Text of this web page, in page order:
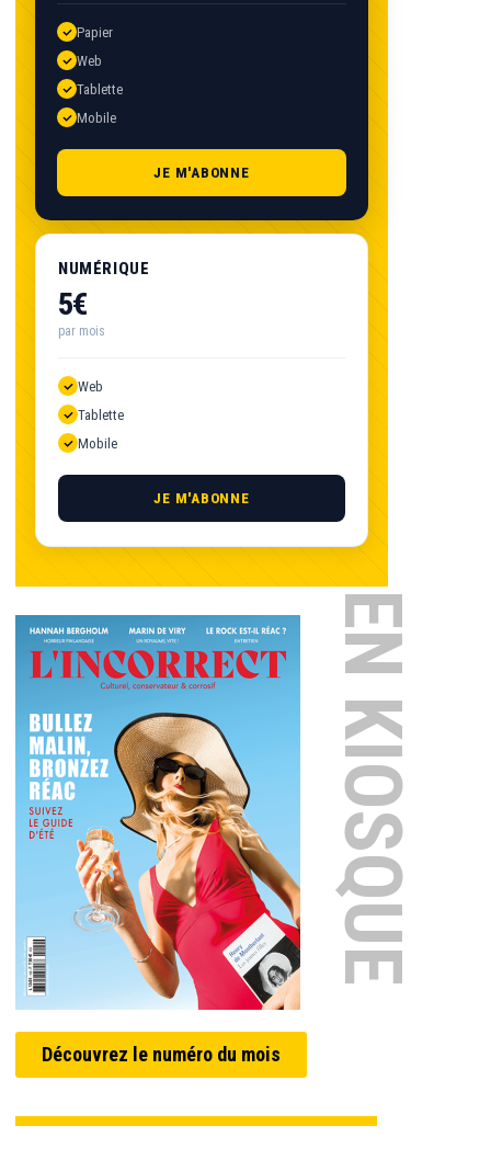
Papier
Web
Tablette
Mobile
JE M'ABONNE
NUMÉRIQUE
5€
par mois
Web
Tablette
Mobile
JE M'ABONNE
EN KIOSQUE
Découvrez le numéro du mois